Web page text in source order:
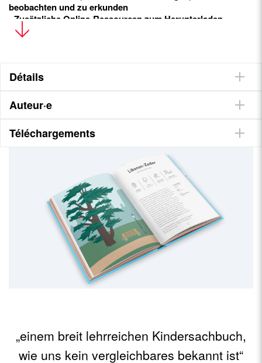
beobachten und zu erkunden
• Zusätzliche Online-Ressourcen zum Herunterladen
Détails
Auteur·e
Téléchargements
„einem breit lehrreichen Kindersachbuch,
wie uns kein vergleichbares bekannt ist“